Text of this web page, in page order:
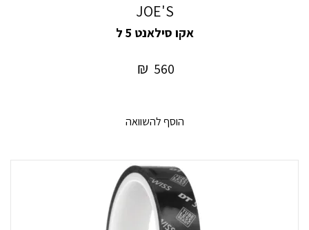
JOE'S
אקו סילאנט 5 ל
560
₪
הוסף להשוואה